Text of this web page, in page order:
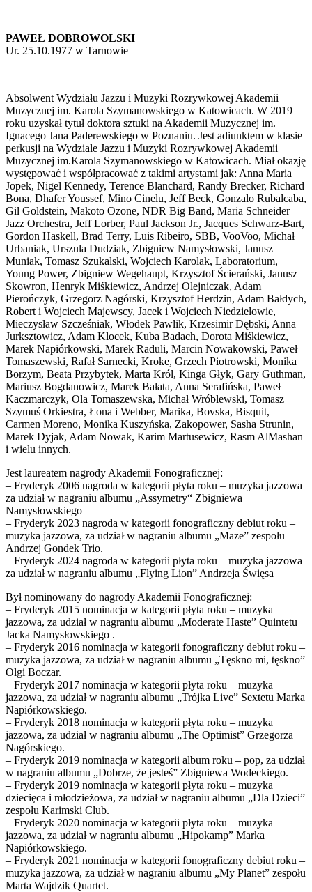
PAWEŁ DOBROWOLSKI
Ur. 25.10.1977 w Tarnowie
Absolwent Wydziału Jazzu i Muzyki Rozrywkowej Akademii
Muzycznej im. Karola Szymanowskiego w Katowicach. W 2019
roku uzyskał tytuł doktora sztuki na Akademii Muzycznej im.
Ignacego Jana Paderewskiego w Poznaniu. Jest adiunktem w klasie
perkusji na Wydziale Jazzu i Muzyki Rozrywkowej Akademii
Muzycznej im.Karola Szymanowskiego w Katowicach. Miał okazję
występować i współpracować z takimi artystami jak: Anna Maria
Jopek, Nigel Kennedy, Terence Blanchard, Randy Brecker, Richard
Bona, Dhafer Youssef, Mino Cinelu, Jeff Beck, Gonzalo Rubalcaba,
Gil Goldstein, Makoto Ozone, NDR Big Band, Maria Schneider
Jazz Orchestra, Jeff Lorber, Paul Jackson Jr., Jacques Schwarz-Bart,
Gordon Haskell, Brad Terry, Luis Ribeiro, SBB, VooVoo, Michał
Urbaniak, Urszula Dudziak, Zbigniew Namysłowski, Janusz
Muniak, Tomasz Szukalski, Wojciech Karolak, Laboratorium,
Young Power, Zbigniew Wegehaupt, Krzysztof Ścierański, Janusz
Skowron, Henryk Miśkiewicz, Andrzej Olejniczak, Adam
Pierończyk, Grzegorz Nagórski, Krzysztof Herdzin, Adam Bałdych,
Robert i Wojciech Majewscy, Jacek i Wojciech Niedzielowie,
Mieczysław Szcześniak, Włodek Pawlik, Krzesimir Dębski, Anna
Jurksztowicz, Adam Klocek, Kuba Badach, Dorota Miśkiewicz,
Marek Napiórkowski, Marek Raduli, Marcin Nowakowski, Paweł
Tomaszewski, Rafał Sarnecki, Kroke, Grzech Piotrowski, Monika
Borzym, Beata Przybytek, Marta Król, Kinga Głyk, Gary Guthman,
Mariusz Bogdanowicz, Marek Bałata, Anna Serafińska, Paweł
Kaczmarczyk, Ola Tomaszewska, Michał Wróblewski, Tomasz
Szymuś Orkiestra, Łona i Webber, Marika, Bovska, Bisquit,
Carmen Moreno, Monika Kuszyńska, Zakopower, Sasha Strunin,
Marek Dyjak, Adam Nowak, Karim Martusewicz, Rasm AlMashan
i wielu innych.
Jest laureatem nagrody Akademii Fonograficznej:
– Fryderyk 2006 nagroda w kategorii płyta roku – muzyka jazzowa
za udział w nagraniu albumu „Assymetry“ Zbigniewa
Namysłowskiego
– Fryderyk 2023 nagroda w kategorii fonograficzny debiut roku –
muzyka jazzowa, za udział w nagraniu albumu „Maze” zespołu
Andrzej Gondek Trio.
– Fryderyk 2024 nagroda w kategorii płyta roku – muzyka jazzowa
za udział w nagraniu albumu „Flying Lion” Andrzeja Święsa
Był nominowany do nagrody Akademii Fonograficznej:
– Fryderyk 2015 nominacja w kategorii płyta roku – muzyka
jazzowa, za udział w nagraniu albumu „Moderate Haste” Quintetu
Jacka Namysłowskiego .
– Fryderyk 2016 nominacja w kategorii fonograficzny debiut roku –
muzyka jazzowa, za udział w nagraniu albumu „Tęskno mi, tęskno”
Olgi Boczar.
– Fryderyk 2017 nominacja w kategorii płyta roku – muzyka
jazzowa, za udział w nagraniu albumu „Trójka Live” Sextetu Marka
Napiórkowskiego.
– Fryderyk 2018 nominacja w kategorii płyta roku – muzyka
jazzowa, za udział w nagraniu albumu „The Optimist” Grzegorza
Nagórskiego.
– Fryderyk 2019 nominacja w kategorii album roku – pop, za udział
w nagraniu albumu „Dobrze, że jesteś” Zbigniewa Wodeckiego.
– Fryderyk 2019 nominacja w kategorii płyta roku – muzyka
dziecięca i młodzieżowa, za udział w nagraniu albumu „Dla Dzieci”
zespołu Karimski Club.
– Fryderyk 2020 nominacja w kategorii płyta roku – muzyka
jazzowa, za udział w nagraniu albumu „Hipokamp” Marka
Napiórkowskiego.
– Fryderyk 2021 nominacja w kategorii fonograficzny debiut roku –
muzyka jazzowa, za udział w nagraniu albumu „My Planet” zespołu
Marta Wajdzik Quartet.